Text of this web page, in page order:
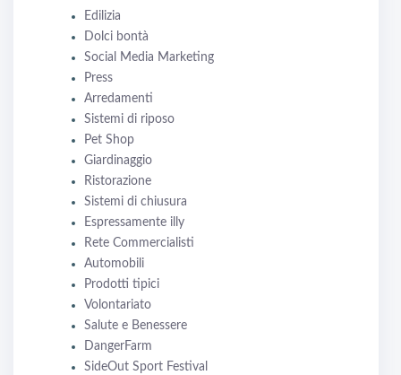
Edilizia
Dolci bontà
Social Media Marketing
Press
Arredamenti
Sistemi di riposo
Pet Shop
Giardinaggio
Ristorazione
Sistemi di chiusura
Espressamente illy
Rete Commercialisti
Automobili
Prodotti tipici
Volontariato
Salute e Benessere
DangerFarm
SideOut Sport Festival